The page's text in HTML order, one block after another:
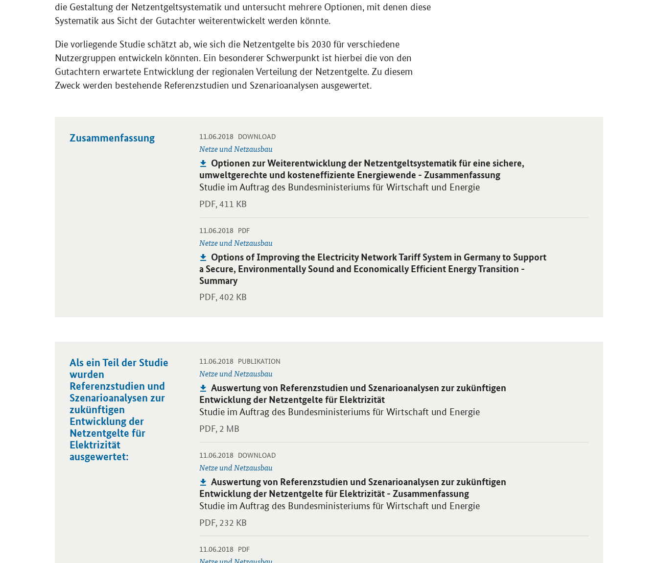
die Gestaltung der Netzentgeltsystematik und untersucht mehrere Optionen, mit denen diese
Systematik aus Sicht der Gutachter weiterentwickelt werden könnte.
Die vorliegende Studie schätzt ab, wie sich die Netzentgelte bis 2030 für verschiedene
Nutzergruppen entwickeln könnten. Ein besonderer Schwerpunkt ist hierbei die von den
Gutachtern erwartete Entwicklung der regionalen Verteilung der Netzentgelte. Zu diesem
Zweck werden bestehende Referenzstudien und Szenarioanalysen ausgewertet.
Zusammenfassung 11.06.2018 -DOWNLOAD-
Netze und Netzausbau
Publikation:
Optionen zur Weiterentwicklung der Netzentgeltsystematik für eine sichere,
umweltgerechte und kosteneffiziente Energiewende - Zusammenfassung
Studie im Auftrag des Bundesministeriums für Wirtschaft und Energie
PDF, 411 KB
Öffnet PDF "Optionen zur Weiterentwicklung der Netzentgeltsystematik für eine sichere, umweltgerechte und kosteneffiziente Energiewende -
11.06.2018 -PDF-
Netze und Netzausbau
Publikation:
Options of Improving the Electricity Network Tariff System in Germany to Support
a Secure, Environmentally Sound and Economically Efficient Energy Transition -
Summary
PDF, 402 KB
Öffnet PDF "Options of Improving the Electricity Network Tariff System in Germany to Support a Secure, Environmentally Sound and
Als ein Teil der Studie
wurden
Referenzstudien und
Szenarioanalysen zur
zukünftigen
Entwicklung der
Netzentgelte für
Elektrizität
ausgewertet:
11.06.2018 -PUBLIKATION
Netze und Netzausbau
Publikation:
Auswertung von Referenzstudien und Szenarioanalysen zur zukünftigen
Entwicklung der Netzentgelte für Elektrizität
Studie im Auftrag des Bundesministeriums für Wirtschaft und Energie
PDF, 2 MB
Öffnet PDF "Auswertung von Referenzstudien und Szenarioanalysen zur zukünftigen Entwicklung der Netzentgelte für Elektrizität" in neuem
11.06.2018 -DOWNLOAD-
Netze und Netzausbau
Publikation:
Auswertung von Referenzstudien und Szenarioanalysen zur zukünftigen
Entwicklung der Netzentgelte für Elektrizität - Zusammenfassung
Studie im Auftrag des Bundesministeriums für Wirtschaft und Energie
PDF, 232 KB
Öffnet PDF "Auswertung von Referenzstudien und Szenarioanalysen zur zukünftigen Entwicklung der Netzentgelte für Elektrizität -
11.06.2018 -PDF-
Öffnet PDF "Assessment of reference studies and scenarios on future development of electricity network tariffs - Summary" in neuem Fenster.